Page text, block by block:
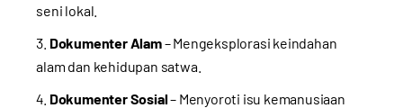
seni lokal.
Dokumenter Alam– Mengeksplorasi keindahan
alam dan kehidupan satwa.
Dokumenter Sosial– Menyoroti isu kemanusiaan